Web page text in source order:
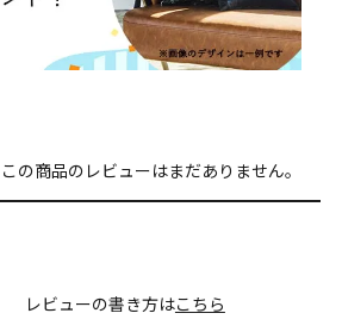
この商品のレビューはまだありません。
レビューの書き方はこちら